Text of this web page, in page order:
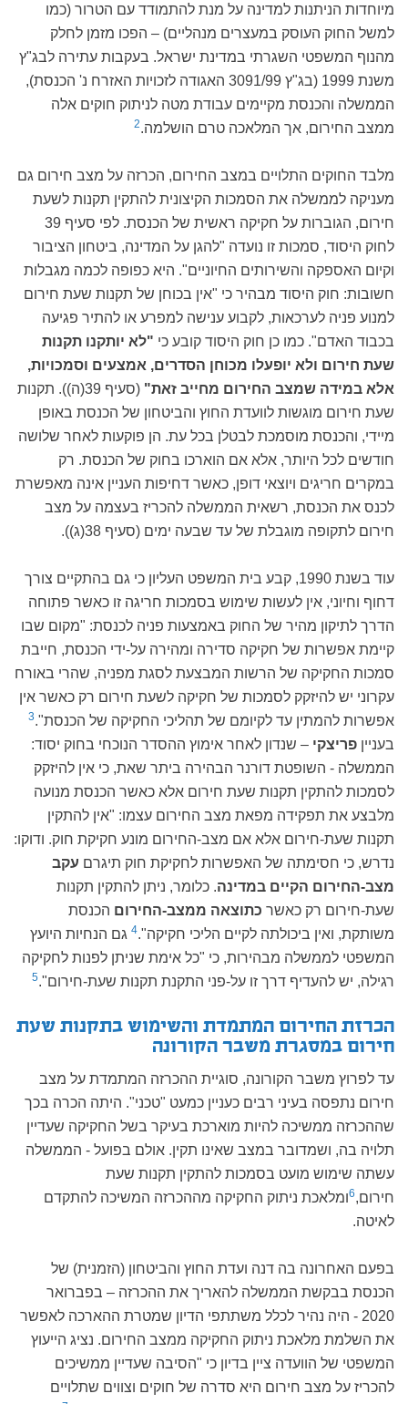
מיוחדות הניתנות למדינה על מנת להתמודד עם הטרור (כמו
למשל החוק העוסק במעצרים מנהליים) – הפכו מזמן לחלק
מהנוף המשפטי השגרתי במדינת ישראל. בעקבות עתירה לבג"ץ
משנת 1999 (בג"ץ 3091/99 האגודה לזכויות האזרח נ' הכנסת),
הממשלה והכנסת מקיימים עבודת מטה לניתוק חוקים אלה
ממצב החירום, אך המלאכה טרם הושלמה.2
מלבד החוקים התלויים במצב החירום, הכרזה על מצב חירום גם
מעניקה לממשלה את הסמכות הקיצונית להתקין תקנות לשעת
חירום, הגוברות על חקיקה ראשית של הכנסת. לפי סעיף 39
לחוק היסוד, סמכות זו נועדה "להגן על המדינה, ביטחון הציבור
וקיום האספקה והשירותים החיוניים". היא כפופה לכמה מגבלות
חשובות: חוק היסוד מבהיר כי "אין בכוחן של תקנות שעת חירום
למנוע פניה לערכאות, לקבוע ענישה למפרע או להתיר פגיעה
בכבוד האדם". כמו כן חוק היסוד קובע כי "לא יותקנו תקנות
שעת חירום ולא יופעלו מכוחן הסדרים, אמצעים וסמכויות,
אלא במידה שמצב החירום מחייב זאת"
(סעיף 39(ה)). תקנות
שעת חירום מוגשות לוועדת החוץ והביטחון של הכנסת באופן
מיידי, והכנסת מוסמכת לבטלן בכל עת. הן פוקעות לאחר שלושה
חודשים לכל היותר, אלא אם הוארכו בחוק של הכנסת. רק
במקרים חריגים ויוצאי דופן, כאשר דחיפות העניין אינה מאפשרת
לכנס את הכנסת, רשאית הממשלה להכריז בעצמה על מצב
חירום לתקופה מוגבלת של עד שבעה ימים (סעיף 38(ג)).
עוד בשנת 1990, קבע בית המשפט העליון כי גם בהתקיים צורך
דחוף וחיוני, אין לעשות שימוש בסמכות חריגה זו כאשר פתוחה
הדרך לתיקון מהיר של החוק באמצעות פניה לכנסת: "מקום שבו
קיימת אפשרות של חקיקה סדירה ומהירה על-ידי הכנסת, חייבת
סמכות החקיקה של הרשות המבצעת לסגת מפניה, שהרי באורח
עקרוני יש להיזקק לסמכות של חקיקה לשעת חירום רק כאשר אין
אפשרות להמתין עד לקיומם של תהליכי החקיקה של הכנסת".3
בעניין פריצקי – שנדון לאחר אימוץ ההסדר הנוכחי בחוק יסוד:
הממשלה - השופטת דורנר הבהירה ביתר שאת, כי אין להיזקק
לסמכות להתקין תקנות שעת חירום אלא כאשר הכנסת מנועה
מלבצע את תפקידה מפאת מצב החירום עצמו: "אין להתקין
תקנות שעת-חירום אלא אם מצב-החירום מונע חקיקת חוק. ודוקו:
נדרש, כי חסימתה של האפשרות לחקיקת חוק תיגרם עקב
מצב-החירום הקיים במדינה. כלומר, ניתן להתקין תקנות
שעת-חירום רק כאשר כתוצאה ממצב-החירום הכנסת
משותקת, ואין ביכולתה לקיים הליכי חקיקה".4 גם הנחיות היועץ
המשפטי לממשלה מבהירות, כי "כל אימת שניתן לפנות לחקיקה
רגילה, יש להעדיף דרך זו על-פני התקנת תקנות שעת-חירום".5
הכרזת החירום המתמדת והשימוש בתקנות שעת
חירום במסגרת משבר הקורונה
עד לפרוץ משבר הקורונה, סוגיית ההכרזה המתמדת על מצב
חירום נתפסה בעיני רבים כעניין כמעט "טכני". היתה הכרה בכך
שההכרזה ממשיכה להיות מוארכת בעיקר בשל החקיקה שעדיין
תלויה בה, ושמדובר במצב שאינו תקין. אולם בפועל - הממשלה
עשתה שימוש מועט בסמכות להתקין תקנות שעת
חירום,6ומלאכת ניתוק החקיקה מההכרזה המשיכה להתקדם
לאיטה.
בפעם האחרונה בה דנה ועדת החוץ והביטחון (הזמנית) של
הכנסת בבקשת הממשלה להאריך את ההכרזה – בפברואר
2020 - היה נהיר לכלל משתתפי הדיון שמטרת ההארכה לאפשר
את השלמת מלאכת ניתוק החקיקה ממצב החירום. נציג הייעוץ
המשפטי של הוועדה ציין בדיון כי "הסיבה שעדיין ממשיכים
להכריז על מצב חירום היא סדרה של חוקים וצווים שתלויים